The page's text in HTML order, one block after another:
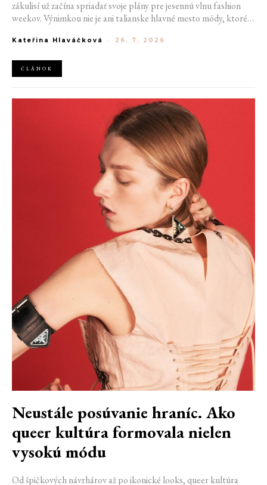
zákulisí už začína spriadať svoje plány pre jesennú vlnu fashion
weekov. Výnimkou nie je ani talianske hlavné mesto módy, ktoré
od 22. do 28. septembra privíta tradičné mená, pozornosť však
značky Moschino.
Kateřina Hlaváčková - 26. 7. 2026
ČLÁNOK
Neustále posúvanie hraníc. Ako
queer kultúra formovala nielen
vysokú módu
Od špičkových návrhárov až po ikonické looks, queer kultúra